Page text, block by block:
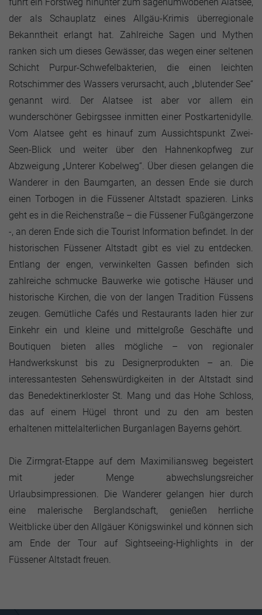
der als Schauplatz eines Allgäu-Krimis überregionale
Bekanntheit erlangt hat. Zahlreiche Sagen und Mythen
ranken sich um dieses Gewässer, das wegen einer seltenen
Schicht Purpur-Schwefelbakterien, die einen leichten
Rotschimmer des Wassers verursacht, auch „blutender See“
genannt wird. Der Alatsee ist aber vor allem ein
wunderschöner Gebirgssee inmitten einer Postkartenidylle.
Vom Alatsee geht es hinauf zum Aussichtspunkt Zwei-
Seen-Blick und weiter über den Hahnenkopfweg zur
Abzweigung „Unterer Kobelweg“. Über diesen gelangen die
Wanderer in den Baumgarten, an dessen Ende sie durch
einen Torbogen in die Füssener Altstadt spazieren. Links
geht es in die Reichenstraße – die Füssener Fußgängerzone
-, an deren Ende sich die Tourist Information befindet. In der
historischen Füssener Altstadt gibt es viel zu entdecken.
Entlang der engen, verwinkelten Gassen befinden sich
zahlreiche schmucke Bauwerke wie gotische Häuser und
historische Kirchen, die von der langen Tradition Füssens
zeugen. Gemütliche Cafés und Restaurants laden hier zur
Einkehr ein und kleine und mittelgroße Geschäfte und
Boutiquen bieten alles mögliche – von regionaler
Handwerkskunst bis zu Designerprodukten – an. Die
interessantesten Sehenswürdigkeiten in der Altstadt sind
das Benedektinerkloster St. Mang und das Hohe Schloss,
das auf einem Hügel thront und zu den am besten
erhaltenen mittelalterlichen Burganlagen Bayerns gehört.
Die Zirmgrat-Etappe auf dem Maximiliansweg begeistert
mit jeder Menge abwechslungsreicher
Urlaubsimpressionen. Die Wanderer gelangen hier durch
eine malerische Berglandschaft, genießen herrliche
Weitblicke über den Allgäuer Königswinkel und können sich
am Ende der Tour auf Sightseeing-Highlights in der
Füssener Altstadt freuen.